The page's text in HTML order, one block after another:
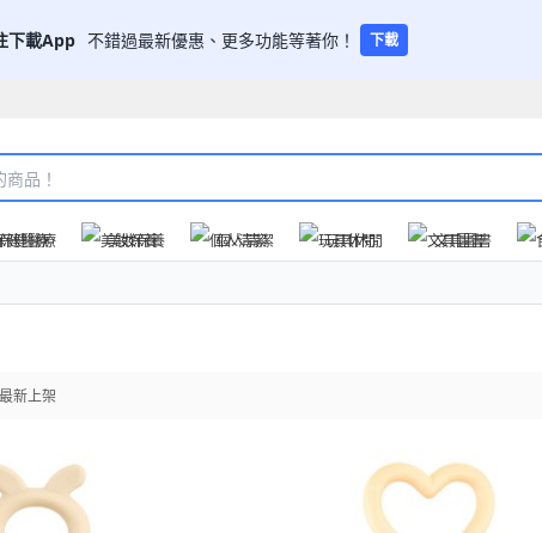
下載App 不錯過最新優惠、更多功能等著你！ 下載
保健醫療 美妝保養 個人清潔 玩具休閒 文具圖書
最新上架